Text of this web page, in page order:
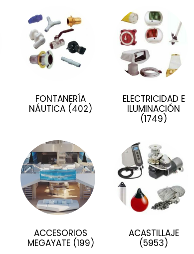
FONTANERÍA
NÁUTICA (402)
ELECTRICIDAD E
ILUMINACIÓN
(1749)
ACCESORIOS
MEGAYATE (199)
ACASTILLAJE
(5953)